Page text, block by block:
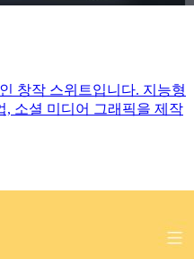
창작 스위트입니다. 지능형
, 소셜 미디어 그래픽을 제작